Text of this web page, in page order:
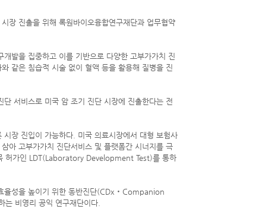
장 진출을 위해 록원바이오융합연구재단과 업무협약
발을 집중하고 이를 기반으로 다양한 고부가가치 진
같은 침습적 시술 없이 혈액 등을 활용해 질병을 진
서비스로 미국 암 조기 진단 시장에 진출한다는 전
장 진입이 가능하다. 미국 의료시장에서 대형 보험사
아 고부가가치 진단서비스 및 플랫폼간 시너지를 극
허가인 LDT(Laboratory Development Test)를 통하
율성을 높이기 위한 동반진단(CDx‧Companion
비영리 공익 연구재단이다.